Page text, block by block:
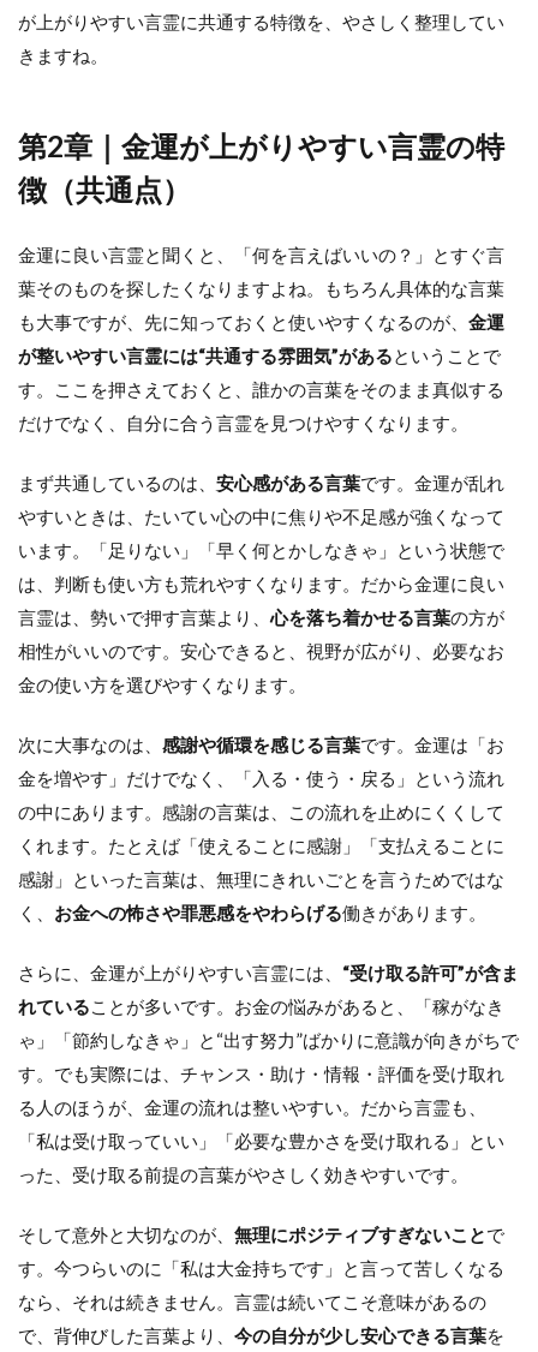
が上がりやすい言霊に共通する特徴を、やさしく整理してい
きますね。
第2章｜金運が上がりやすい言霊の特
徴（共通点）
金運に良い言霊と聞くと、「何を言えばいいの？」とすぐ言
葉そのものを探したくなりますよね。もちろん具体的な言葉
も大事ですが、先に知っておくと使いやすくなるのが、 金運
が整いやすい言霊には“共通する雰囲気”があるということで
す。ここを押さえておくと、誰かの言葉をそのまま真似する
だけでなく、自分に合う言霊を見つけやすくなります。
まず共通しているのは、 安心感がある言葉です。金運が乱れ
やすいときは、たいてい心の中に焦りや不足感が強くなって
います。「足りない」「早く何とかしなきゃ」という状態で
は、判断も使い方も荒れやすくなります。だから金運に良い
言霊は、勢いで押す言葉より、心を落ち着かせる言葉の方が
相性がいいのです。安心できると、視野が広がり、必要なお
金の使い方を選びやすくなります。
次に大事なのは、 感謝や循環を感じる言葉です。金運は「お
金を増やす」だけでなく、「入る・使う・戻る」という流れ
の中にあります。感謝の言葉は、この流れを止めにくくして
くれます。たとえば「使えることに感謝」「支払えることに
感謝」といった言葉は、無理にきれいごとを言うためではな
く、 お金への怖さや罪悪感をやわらげる働きがあります。
さらに、金運が上がりやすい言霊には、 “受け取る許可”が含ま
れていることが多いです。お金の悩みがあると、「稼がなき
ゃ」「節約しなきゃ」と“出す努力”ばかりに意識が向きがちで
す。でも実際には、チャンス・助け・情報・評価を受け取れ
る人のほうが、金運の流れは整いやすい。だから言霊も、
「私は受け取っていい」「必要な豊かさを受け取れる」とい
った、受け取る前提の言葉がやさしく効きやすいです。
そして意外と大切なのが、 無理にポジティブすぎないことで
す。今つらいのに「私は大金持ちです」と言って苦しくなる
なら、それは続きません。言霊は続いてこそ意味があるの
で、背伸びした言葉より、 今の自分が少し安心できる言葉を